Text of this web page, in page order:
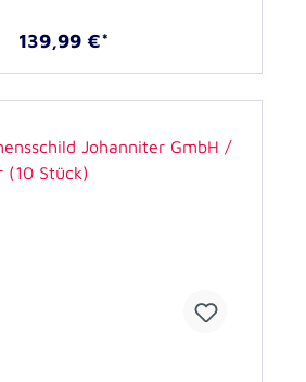
139,99 €*